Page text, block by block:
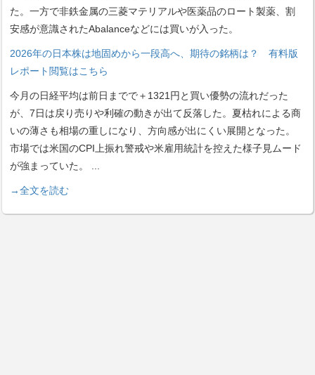
た。一方で非鉄金属の三菱マテリアルや医薬品のロート製薬、割
安感が意識されたAbalanceなどには買いが入った。
2026年の日本株は地固めから一段高へ、期待の銘柄は？ 有料版
レポート閲覧はこちら
今月の日経平均は前日までで＋1321円と買い優勢の流れだった
が、7日は戻り売りや利確の動きが出て反落した。夏枯れによる商
いの薄さも相場の重しになり、方向感が出にくい展開となった。
市場では米国のCPI上振れ警戒や米雇用統計を控えた様子見ムード
が強まっていた。
→全文を読む